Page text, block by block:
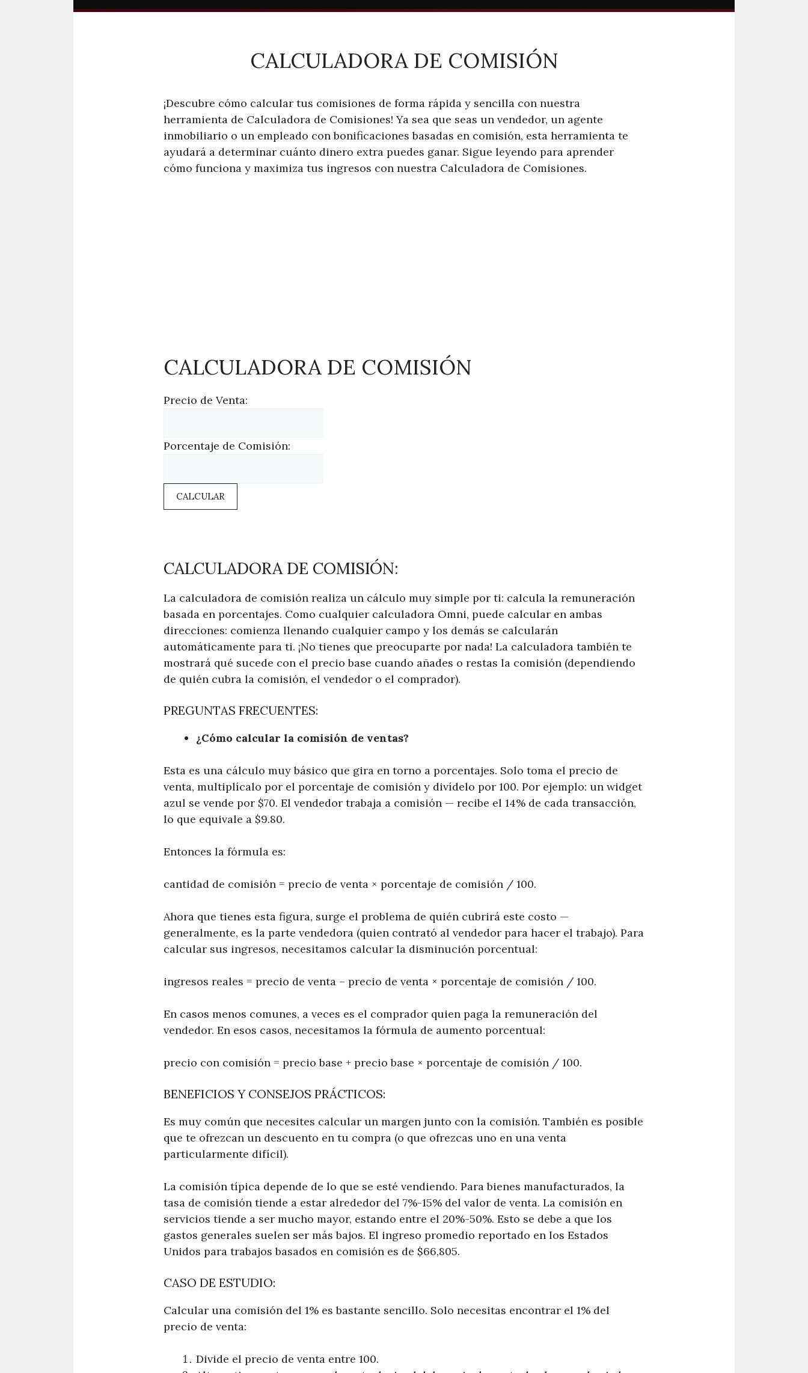
CALCULADORA DE COMISIÓN
¡Descubre cómo calcular tus comisiones de forma rápida y sencilla con nuestra
herramienta de Calculadora de Comisiones! Ya sea que seas un vendedor, un agente
inmobiliario o un empleado con bonificaciones basadas en comisión, esta herramienta te
ayudará a determinar cuánto dinero extra puedes ganar. Sigue leyendo para aprender
cómo funciona y maximiza tus ingresos con nuestra Calculadora de Comisiones.
CALCULADORA DE COMISIÓN
Precio de Venta:
Porcentaje de Comisión:
CALCULAR
CALCULADORA DE COMISIÓN:
La calculadora de comisión realiza un cálculo muy simple por ti: calcula la remuneración
basada en porcentajes. Como cualquier calculadora Omni, puede calcular en ambas
direcciones: comienza llenando cualquier campo y los demás se calcularán
automáticamente para ti. ¡No tienes que preocuparte por nada! La calculadora también te
mostrará qué sucede con el precio base cuando añades o restas la comisión (dependiendo
de quién cubra la comisión, el vendedor o el comprador).
PREGUNTAS FRECUENTES:
¿Cómo calcular la comisión de ventas?
Esta es una cálculo muy básico que gira en torno a porcentajes. Solo toma el precio de
venta, multiplícalo por el porcentaje de comisión y divídelo por 100. Por ejemplo: un widget
azul se vende por $70. El vendedor trabaja a comisión — recibe el 14% de cada transacción,
lo que equivale a $9.80.
Entonces la fórmula es:
cantidad de comisión = precio de venta × porcentaje de comisión / 100.
Ahora que tienes esta figura, surge el problema de quién cubrirá este costo —
generalmente, es la parte vendedora (quien contrató al vendedor para hacer el trabajo). Para
calcular sus ingresos, necesitamos calcular la disminución porcentual:
ingresos reales = precio de venta – precio de venta × porcentaje de comisión / 100.
En casos menos comunes, a veces es el comprador quien paga la remuneración del
vendedor. En esos casos, necesitamos la fórmula de aumento porcentual:
precio con comisión = precio base + precio base × porcentaje de comisión / 100.
BENEFICIOS Y CONSEJOS PRÁCTICOS:
Es muy común que necesites calcular un margen junto con la comisión. También es posible
que te ofrezcan un descuento en tu compra (o que ofrezcas uno en una venta
particularmente difícil).
La comisión típica depende de lo que se esté vendiendo. Para bienes manufacturados, la
tasa de comisión tiende a estar alrededor del 7%-15% del valor de venta. La comisión en
servicios tiende a ser mucho mayor, estando entre el 20%-50%. Esto se debe a que los
gastos generales suelen ser más bajos. El ingreso promedio reportado en los Estados
Unidos para trabajos basados en comisión es de $66,805.
CASO DE ESTUDIO:
Calcular una comisión del 1% es bastante sencillo. Solo necesitas encontrar el 1% del
precio de venta:
Divide el precio de venta entre 100.